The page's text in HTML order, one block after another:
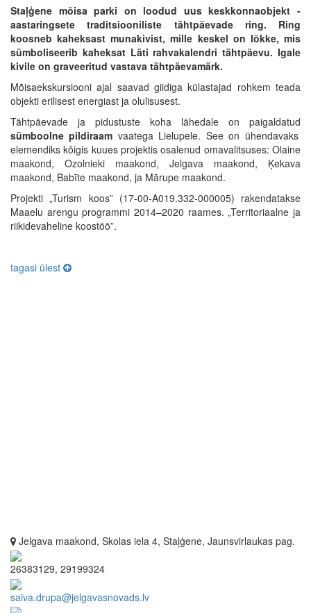
Staļģene mõisa parki on loodud uus keskkonnaobjekt -
aastaringsete traditsiooniliste tähtpäevade ring. Ring
koosneb kaheksastmunakivist, mille keskel on lõkke, mis
sümboliseerib kaheksat Läti rahvakalendritähtpäevu. Igale
kivile on graveeritud vastava tähtpäevamärk.
Mõisaekskursiooni ajal saavad giidiga külastajad rohkem teada
objekti erilisest energiast ja olulisusest.
Tähtpäevade ja pidustuste koha lähedale on paigaldatud
sümboolne pildiraam vaatega Lielupele. See on ühendavaks
elemendiks kõigis kuues projektis osalenud omavalitsuses: Olaine
maakond, Ozolnieki maakond, Jelgava maakond, Ķekava
maakond, Babīte maakond, ja Mārupe maakond.
Projekti „Turism koos” (17-00-A019.332-000005) rakendatakse
Maaelu arengu programmi 2014–2020 raames. „Territoriaalne ja
riikidevaheline koostöö”.
tagasi ülest
Jelgava maakond, Skolas iela 4, Staļģene, Jaunsvirlaukas pag.
26383129, 29199324
saiva.drupa@jelgavasnovads.lv